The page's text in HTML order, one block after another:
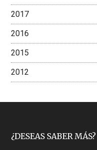
2017
2016
2015
2012
Footer
¿DESEAS SABER MÁS?